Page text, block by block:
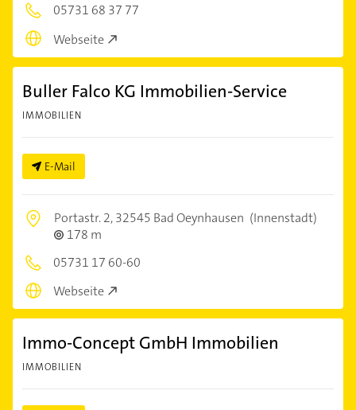
05731 68 37 77
Webseite
Buller Falco KG Immobilien-Service
IMMOBILIEN
E-Mail
Portastr. 2,32545 Bad Oeynhausen (Innenstadt)
178 m
05731 17 60-60
Webseite
Immo-Concept GmbH Immobilien
IMMOBILIEN